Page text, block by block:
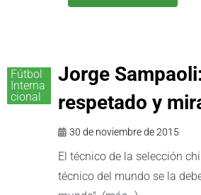
Fútbol
Interna
cional
Jorge
respetado y
30 de noviembre de 2015
El técnico de la selección
técnico del mundo se la